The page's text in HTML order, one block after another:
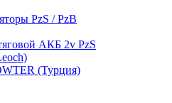
PzS / PzB
АКБ 2v PzS
(Турция)